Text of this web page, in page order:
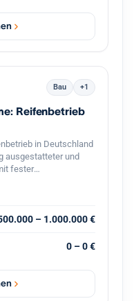
wodurch das
Wirtschaftsraum
Bau +1
Reifenbetrieb
in Deutschland
ausgestatteter und
fester
Der
betriebsbereit.
Hebebühnen und
Bestehender
Gute Lage
– 1.000.000 €
0 – 0 €